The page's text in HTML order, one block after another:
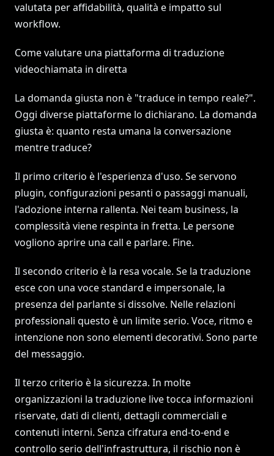
valutata per affidabilità, qualità e impatto sul
workflow.
Come valutare una piattaforma di traduzione
videochiamata in diretta
La domanda giusta non è "traduce in tempo reale?".
Oggi diverse piattaforme lo dichiarano. La domanda
giusta è: quanto resta umana la conversazione
mentre traduce?
Il primo criterio è l'esperienza d'uso. Se servono
plugin, configurazioni pesanti o passaggi manuali,
l'adozione interna rallenta. Nei team business, la
complessità viene respinta in fretta. Le persone
vogliono aprire una call e parlare. Fine.
Il secondo criterio è la resa vocale. Se la traduzione
esce con una voce standard e impersonale, la
presenza del parlante si dissolve. Nelle relazioni
professionali questo è un limite serio. Voce, ritmo e
intenzione non sono elementi decorativi. Sono parte
del messaggio.
Il terzo criterio è la sicurezza. In molte
organizzazioni la traduzione live tocca informazioni
riservate, dati di clienti, dettagli commerciali e
contenuti interni. Senza cifratura end-to-end e
controllo serio dell'infrastruttura, il rischio non è